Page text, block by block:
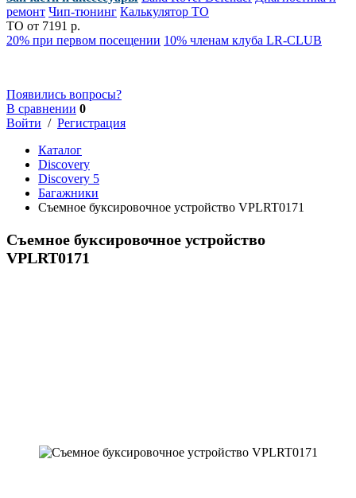
ремонт Чип-тюнинг Калькулятор ТО
ТО от 7191 р.
20% при первом посещении 10% членам клуба LR-CLUB
Появились вопросы?
В сравнении 0
Войти / Регистрация
Каталог
Discovery
Discovery 5
Багажники
Съемное буксировочное устройство VPLRT0171
Съемное буксировочное устройство
VPLRT0171